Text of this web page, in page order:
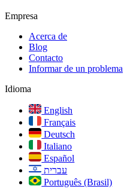
Empresa
Acerca de
Blog
Contacto
Informar de un problema
Idioma
English
Français
Deutsch
Italiano
Español
עברית
Português (Brasil)